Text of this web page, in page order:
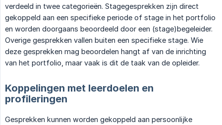
verdeeld in twee categorieën. Stagegesprekken zijn direct
gekoppeld aan een specifieke periode of stage in het portfolio
en worden doorgaans beoordeeld door een (stage)begeleider.
Overige gesprekken vallen buiten een specifieke stage. Wie
deze gesprekken mag beoordelen hangt af van de inrichting
van het portfolio, maar vaak is dit de taak van de opleider.
Koppelingen met leerdoelen en
profileringen
Gesprekken kunnen worden gekoppeld aan persoonlijke